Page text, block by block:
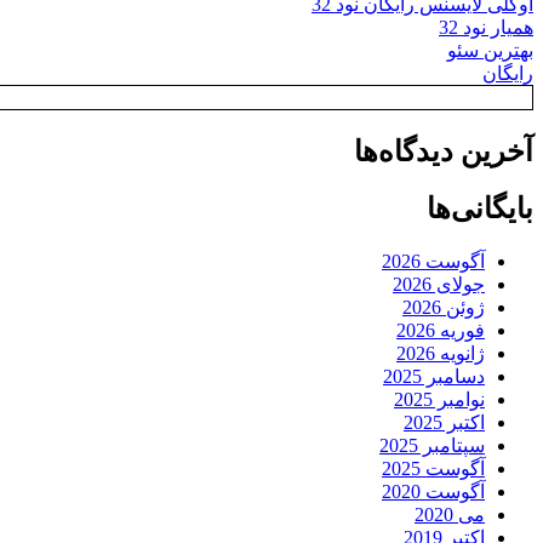
همیار نود 32
بهترین سئو
رایگان
آخرین دیدگاه‌ها
بایگانی‌ها
آگوست 2026
جولای 2026
ژوئن 2026
فوریه 2026
ژانویه 2026
دسامبر 2025
نوامبر 2025
اکتبر 2025
سپتامبر 2025
آگوست 2025
آگوست 2020
می 2020
اکتبر 2019